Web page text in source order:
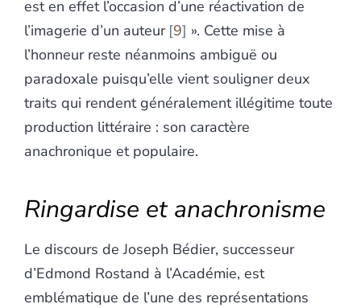
est en effet l’occasion d’une réactivation de
l’imagerie d’un auteur 9 ». Cette mise à
l’honneur reste néanmoins ambiguë ou
paradoxale puisqu’elle vient souligner deux
traits qui rendent généralement illégitime toute
production littéraire : son caractère
anachronique et populaire.
Ringardise et anachronisme
Le discours de Joseph Bédier, successeur
d’Edmond Rostand à l’Académie, est
emblématique de l’une des représentations